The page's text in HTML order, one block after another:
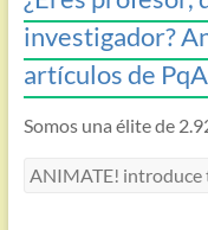
investigador?
artículos de PqA
Somos una élite de
ANIMATE!